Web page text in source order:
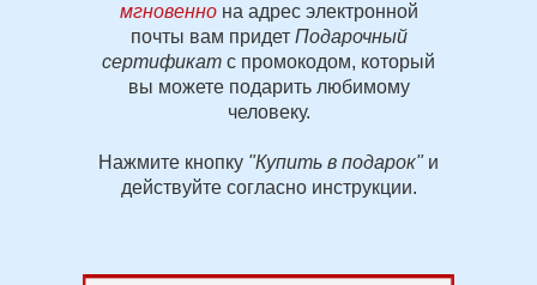
мгновеннона адрес электронной
почты вам придет Подарочный
сертификат с промокодом, который
вы можете подарить любимому
человеку.
Нажмите кнопку "Купить в подарок"и
действуйте согласно инструкции.